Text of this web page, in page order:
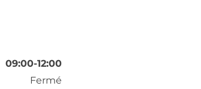
09:00-12:00
Fermé